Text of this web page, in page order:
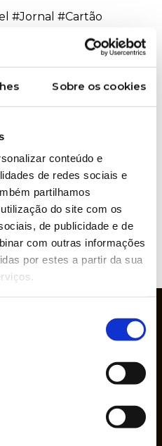
Sobre os cookies
conteúdo e
de redes sociais e
partilhamos
do site com os
de publicidade e de
com outras informações
por estes a partir da sua
#Jornal #Cartão
SOBRE